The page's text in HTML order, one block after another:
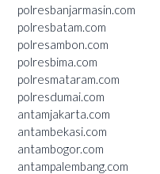
polresbanjarmasin.com
polresbatam.com
polresambon.com
polresbima.com
polresmataram.com
polresdumai.com
antamjakarta.com
antambekasi.com
antambogor.com
antampalembang.com